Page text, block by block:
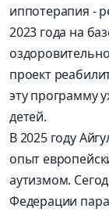
иппотерапия -
2023 года на
проект
эту программу
детей.
В 2025 году
опыт
аутизмом.
Федерации